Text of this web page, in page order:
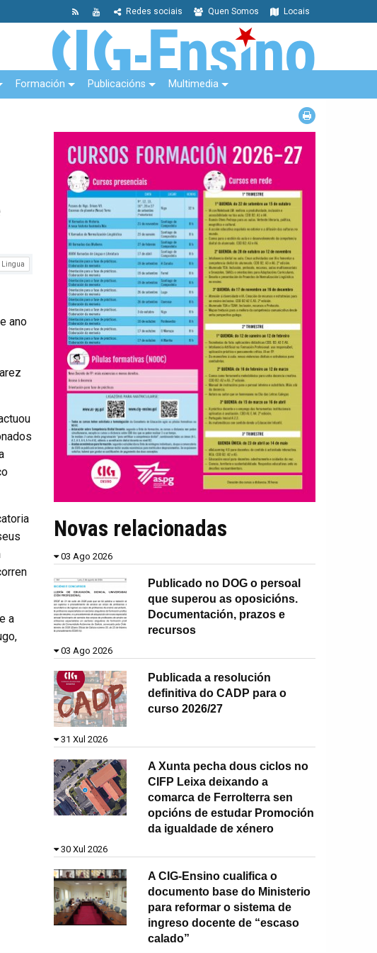
Locais
Quen Somos
Redes sociais
Formación Publicacións Multimedia
Lingua
ano
a
Novas relacionadas
03 Ago 2026
Publicado no DOG o persoal
que superou as oposicións.
Documentación, prazos e
recursos
03 Ago 2026
Publicada a resolución
definitiva do CADP para o
curso 2026/27
31 Xul 2026
A Xunta pecha dous ciclos no
CIFP Leixa deixando a
comarca de Ferrolterra sen
opcións de estudar Promoción
da igualdade de xénero
30 Xul 2026
A CIG-Ensino cualifica o
documento base do Ministerio
para reformar o sistema de
ingreso docente de “escaso
calado”